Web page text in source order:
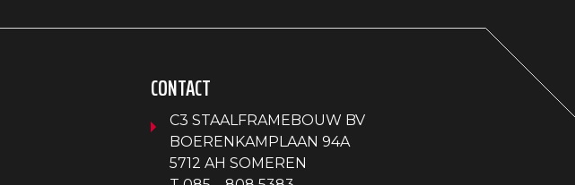
CONTACT
C3 STAALFRAMEBOUW BV
BOERENKAMPLAAN 94A
5712 AH SOMEREN